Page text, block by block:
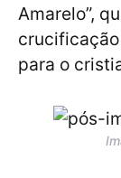
Amarelo”,
para o